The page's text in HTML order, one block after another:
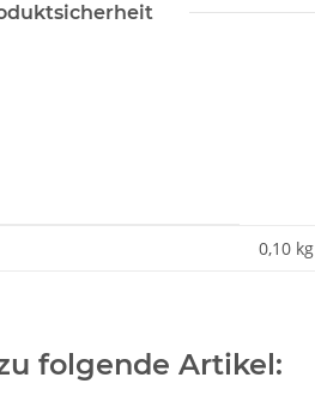
0,10 kg
folgende Artikel: